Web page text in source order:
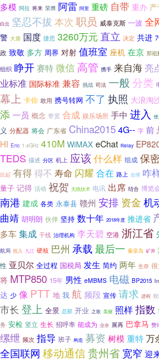
多模 阿拉 将来 荣膺 阿雷 阿里 重磅 自带 重办
白云 坚忍不拔 本次 职员 威泰克斯 一波 全
警 大唐 国度 捷思 3260万元 直立 决定 共进
政 致敬 多方 周界 对射 值班室 座机 在京 郑祖
组织 睁开 赛特 微信 高管 携手 来自海 亮
业标准 国际标准 兼容 挑战 司法 一般 分类
幕上 卡你 敢用 携号转网 不了 执照 大浪淘
添 一员 概念 带宽 合成 娱乐场所 手中 进入
义 分配器 将会 广东省 China20154G-- 字 前
HI Eric 1.4GHz 410M WiMAX eChat Relay
TEDS 描述 分区 机上 应该什么样 组成 保
比起 有得得不 寿命 闪耀 合在 路上 合理 咋
量子 记得 活动 祝贺 无线技术 电讯 出席 结合 博览
南港 建成 各类 永泰县 赣州 安排 资金 机
曲靖 胡明朗 伙伴 坚持 数十年 2018年度 推进省
多车 集成 干线 治理机构 李天碧 空港 浙江省
航局 投入 九江 硬核 巴州 承载 最后一 秦皇岛 矿井
性 亚贝尔 全过程 国税局 发生 简约 两年 生存
将 MTP850 15年 男性 eMBMS 电磁 BP2015
达 少 像 PTT 地 我 航 频段 宣传 请求 进程
市长 登上 全景 总部 开业 之歌 美丽 照样指数
务 安检 竖立 生长 招呼率 能成为 业余 展再 巴拿马 赞
缧绁 频次 指导 班子 构造 募资 树模 重特 万
全国联网 移动通信贵州省 宽窄 迎